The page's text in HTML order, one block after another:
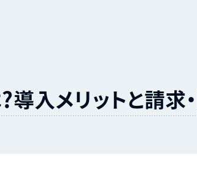
導入メリットと請求